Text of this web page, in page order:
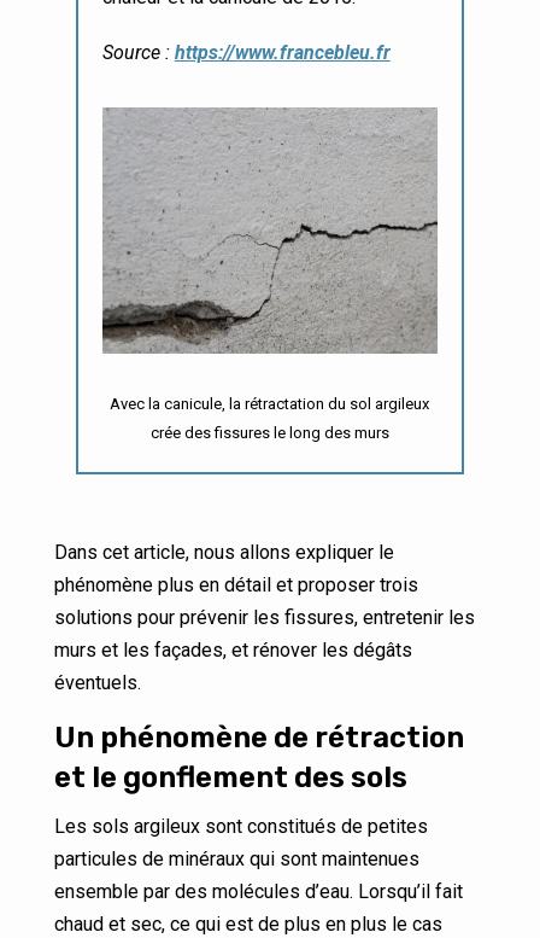
Source : https://www.francebleu.fr
Avec la canicule, la rétractation du sol argileux
crée des fissures le long des murs
Dans cet article, nous allons expliquer le
phénomène plus en détail et proposer trois
solutions pour prévenir les fissures, entretenir les
murs et les façades, et rénover les dégâts
éventuels.
Un phénomène de rétraction
et le gonflement des sols
Les sols argileux sont constitués de petites
particules de minéraux qui sont maintenues
ensemble par des molécules d’eau. Lorsqu’il fait
chaud et sec, ce qui est de plus en plus le cas